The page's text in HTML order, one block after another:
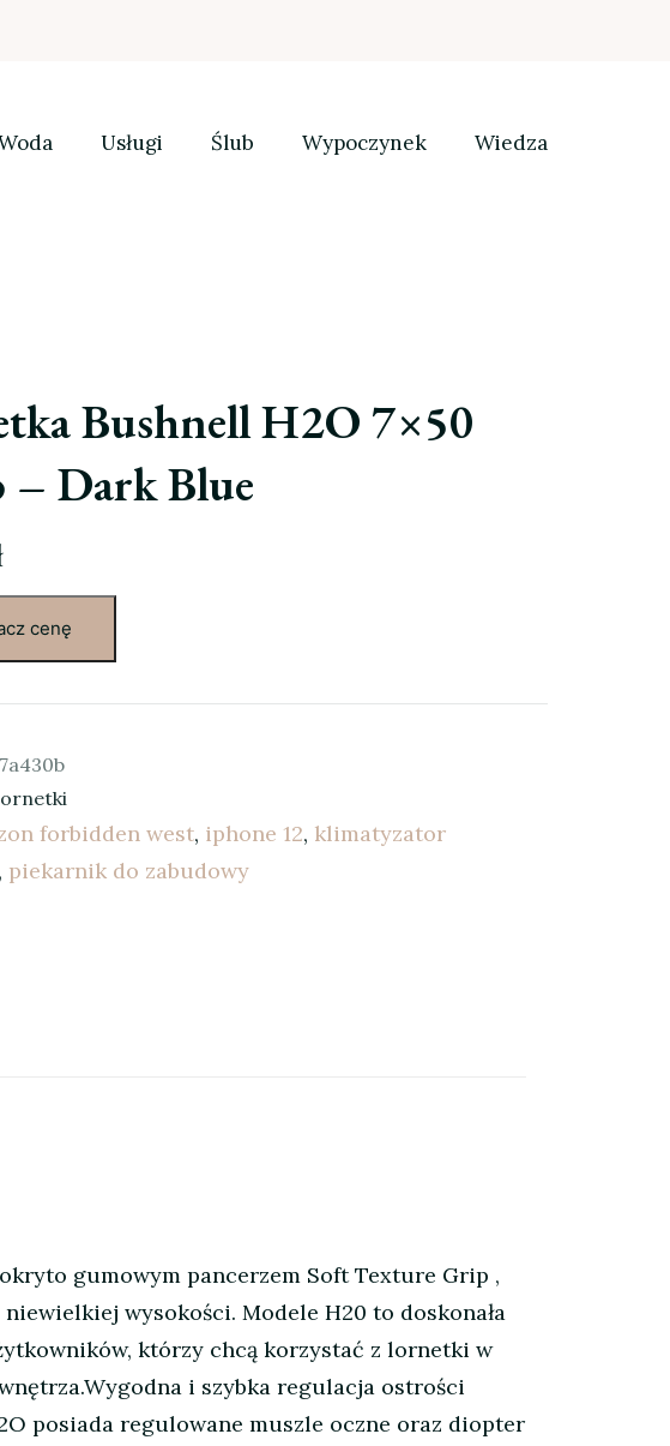
Usługi Ślub Wypoczynek Wiedza
Bushnell H2O 7×50
– Dark Blue
cenę
forbidden west, iphone 12, klimatyzator
piekarnik do zabudowy
gumowym pancerzem Soft Texture Grip ,
wysokości. Modele H20 to doskonała
którzy chcą korzystać z lornetki w
i szybka regulacja ostrości
posiada regulowane muszle oczne oraz diopter